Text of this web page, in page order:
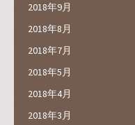
2018年9月
2018年8月
2018年7月
2018年5月
2018年4月
2018年3月